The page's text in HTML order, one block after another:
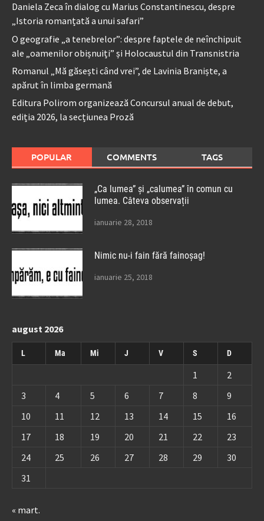
Daniela Zeca în dialog cu Marius Constantinescu, despre
„Istoria romanțată a unui safari”
O geografie „a tenebrelor”: despre faptele de neînchipuit
ale „oamenilor obișnuiți” și Holocaustul din Transnistria
Romanul „Mă găsești când vrei”, de Lavinia Braniște, a
apărut în limba germană
Editura Polirom organizează Concursul anual de debut,
ediția 2026, la secțiunea Proză
POPULAR COMMENTS TAGS
„Ca lumea” și „calumea” în comun cu
lumea. Câteva observații
ianuarie 28, 2018
Nimic nu-i fain fără fainoșag!
ianuarie 25, 2018
august 2026
L Ma Mi J V S D
1
2
3
4 5 6 7 8
9
10
11 12 13 14 15
16
17
18 19 20 21 22
23
24
25 26 27 28 29
30
31
« mart.